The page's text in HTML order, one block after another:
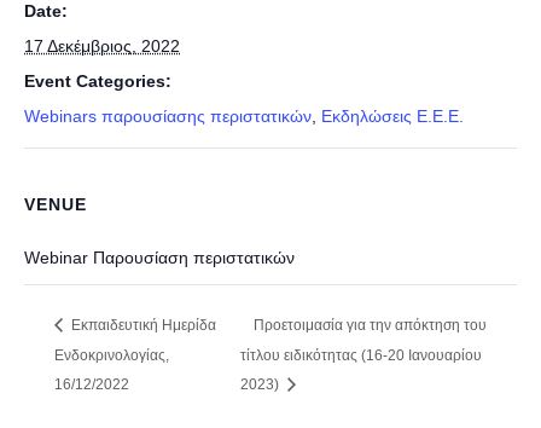
Date:
17 Δεκέμβριος, 2022
Event Categories:
Webinars παρουσίασης περιστατικών Εκδηλώσεις E.E.E.
VENUE
Webinar Παρουσίαση περιστατικών
Εκπαιδευτική Ημερίδα
Ενδοκρινολογίας,
16/12/2022
Προετοιμασία για την απόκτηση του
τίτλου ειδικότητας (16-20 Ιανουαρίου
2023)